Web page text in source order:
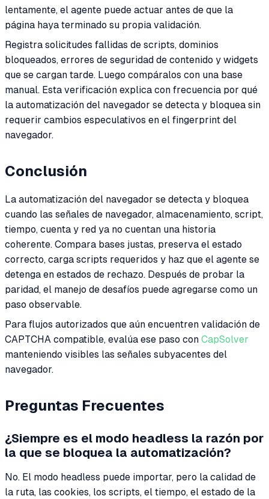
lentamente, el agente puede actuar antes de que la
página haya terminado su propia validación.
Registra solicitudes fallidas de scripts, dominios
bloqueados, errores de seguridad de contenido y widgets
que se cargan tarde. Luego compáralos con una base
manual. Esta verificación explica con frecuencia por qué
la automatización del navegador se detecta y bloquea sin
requerir cambios especulativos en el fingerprint del
navegador.
Conclusión
La automatización del navegador se detecta y bloquea
cuando las señales de navegador, almacenamiento, script,
tiempo, cuenta y red ya no cuentan una historia
coherente. Compara bases justas, preserva el estado
correcto, carga scripts requeridos y haz que el agente se
detenga en estados de rechazo. Después de probar la
paridad, el manejo de desafíos puede agregarse como un
paso observable.
Para flujos autorizados que aún encuentren validación de
CAPTCHA compatible, evalúa ese paso con CapSolver
manteniendo visibles las señales subyacentes del
navegador.
Preguntas Frecuentes
¿Siempre es el modo headless la razón por
la que se bloquea la automatización?
No. El modo headless puede importar, pero la calidad de
la ruta, las cookies, los scripts, el tiempo, el estado de la